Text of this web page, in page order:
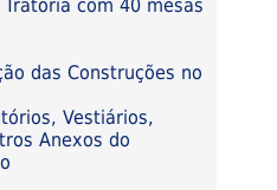
com 40 mesas
das Construções no
Vestiários,
Anexos do